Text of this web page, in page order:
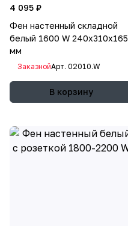
4 095 ₽
Фен настенный складной
белый 1600 W 240х310х165
мм
ЗаказнойАрт. 02010.W
В корзину